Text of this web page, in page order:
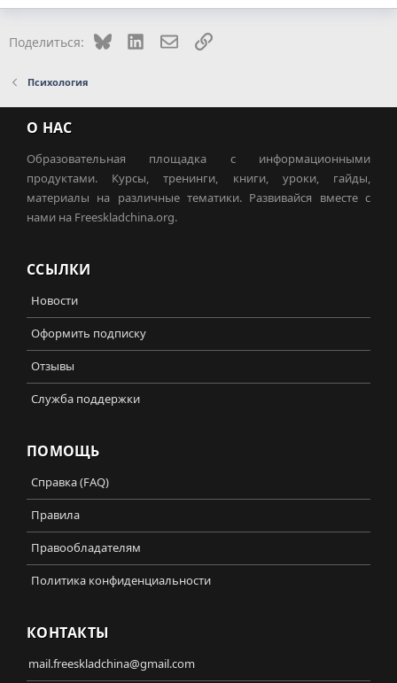
Поделиться: Bluesky LinkedInЭлектронная почта
Ссылка
Психология
О НАС
Образовательная площадка с информационными
продуктами. Курсы, тренинги, книги, уроки, гайды,
материалы на различные тематики. Развивайся вместе с
нами на Freeskladchina.org.
ССЫЛКИ
Новости
Оформить подписку
Отзывы
Служба поддержки
ПОМОЩЬ
Справка (FAQ)
Правила
Правообладателям
Политика конфиденциальности
КОНТАКТЫ
mail.freeskladchina@gmail.com